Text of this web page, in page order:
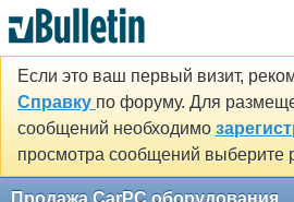
Если это ваш первый визит,
Справку по форуму. Для
сообщений необходимо
просмотра сообщений выберите
Продажа CarPC оборудования